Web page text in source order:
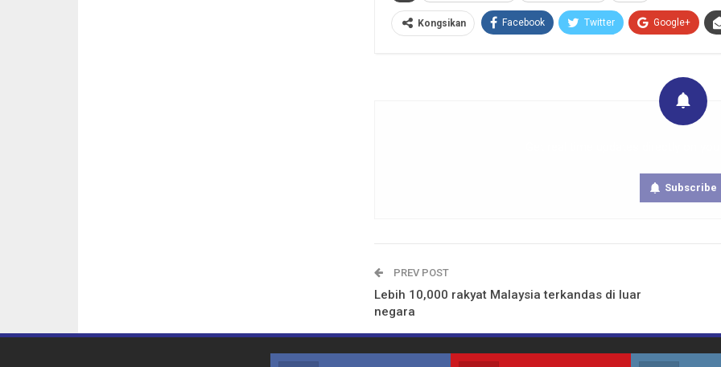
Kongsikan Facebook Twitter Google+
Subscribe
PREV POST
Lebih 10,000 rakyat Malaysia terkandas di luar
negara